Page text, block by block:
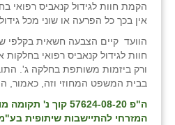
הקמת חוות לגידול קנאביס רפואי
אין בכך כל הפרעה או שוני מכל
הוועד קיים הצבעה חשאית בקלפי
חוות לגידול קנאביס רפואי
ורק ביזמות משותפת בחלקה ג'.
בבית המשפט המחוזי וזה, כאמור,
ה"פ 57624-08-20 קוך
המזרחי להתיישבות שיתופית